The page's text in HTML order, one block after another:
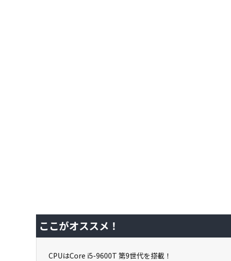
ここがオススメ！
CPUはCore i5-9600T 第9世代を搭載！